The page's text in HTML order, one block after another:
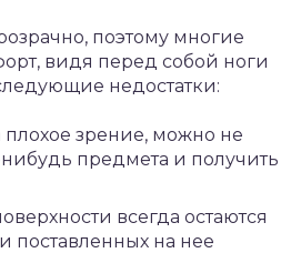
поэтому многие
видя перед собой ноги
недостатки:
плохое зрение, можно не
предмета и получить
всегда остаются
поставленных на нее